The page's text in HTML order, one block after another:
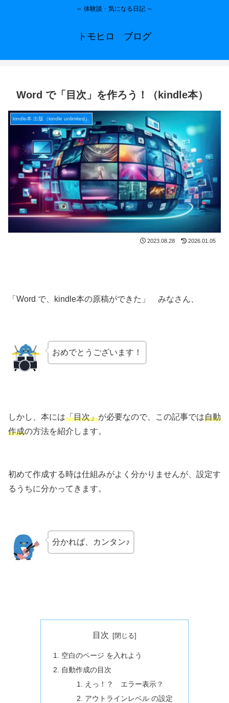
～ 体験談・気になる日記 ～
トモヒロ ブログ
Word で「目次」を作ろう！（kindle本）
kindle本 出版（kindle unlimited）
2023.08.28 2026.01.05
「Word で、kindle本の原稿ができた」 みなさん、
おめでとうございます！
しかし、本には「目次」が必要なので、この記事では自動
作成の方法を紹介します。
初めて作成する時は仕組みがよく分かりませんが、設定す
るうちに分かってきます。
分かれば、カンタン♪
目次
空白のページ を入れよう
自動作成の目次
えっ！？ エラー表示？
アウトラインレベル の設定